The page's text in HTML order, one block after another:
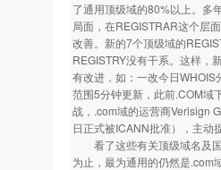
了通用顶级域的80%以上。多
局面，在REGISTRAR这个层
改善。新的7个顶级域的
REGISTRY没有干系。这样，
有改进，如：一改今日
范围5分钟更新，此前.COM域
战，.com域的运营商Verisign
日正式被ICANN批准），主动
看了这些有关顶级域名及国
为止，最为通用的仍然是.com